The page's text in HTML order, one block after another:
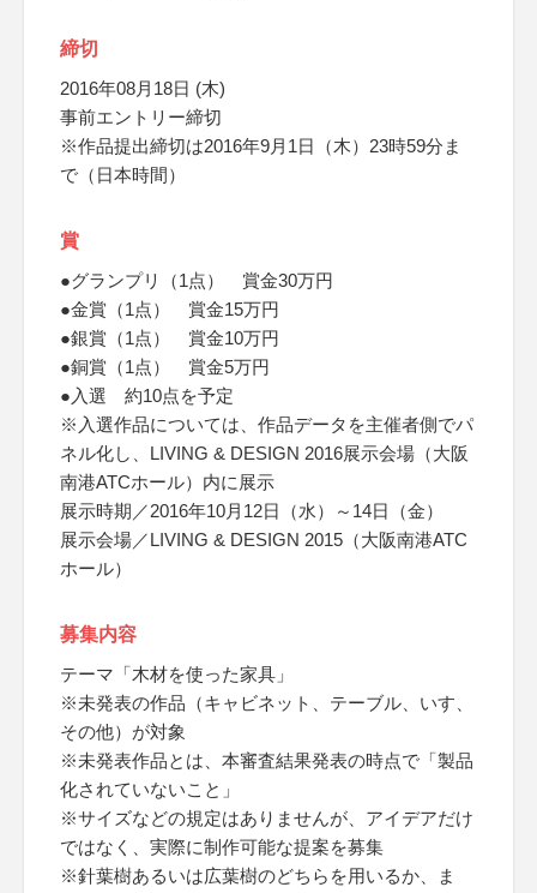
締切
2016年08月18日 (木)
事前エントリー締切
※作品提出締切は2016年9月1日（木）23時59分ま
で（日本時間）
賞
●グランプリ（1点） 賞金30万円
●金賞（1点） 賞金15万円
●銀賞（1点） 賞金10万円
●銅賞（1点） 賞金5万円
●入選 約10点を予定
※入選作品については、作品データを主催者側でパ
ネル化し、LIVING & DESIGN 2016展示会場（大阪
南港ATCホール）内に展示
展示時期／2016年10月12日（水）～14日（金）
展示会場／LIVING & DESIGN 2015（大阪南港ATC
ホール）
募集内容
テーマ「木材を使った家具」
※未発表の作品（キャビネット、テーブル、いす、
その他）が対象
※未発表作品とは、本審査結果発表の時点で「製品
化されていないこと」
※サイズなどの規定はありませんが、アイデアだけ
ではなく、実際に制作可能な提案を募集
※針葉樹あるいは広葉樹のどちらを用いるか、ま